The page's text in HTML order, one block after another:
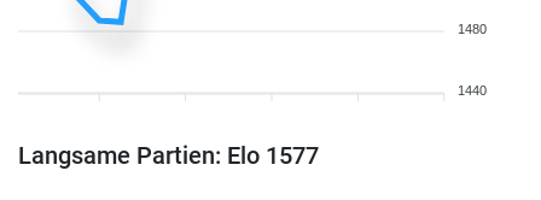
1480
1440
Langsame Partien: Elo 1577